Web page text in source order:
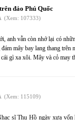
đảo Phú Quốc
(Xem: 107333)
anh vẫn còn nhớ lại có
mây bay lang thang
gì xa xôi. Mây và cỏ may
(Xem: 115109)
sĩ Thu Hồ ngày xưa